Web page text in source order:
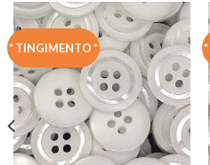
* TINGIMENTO *